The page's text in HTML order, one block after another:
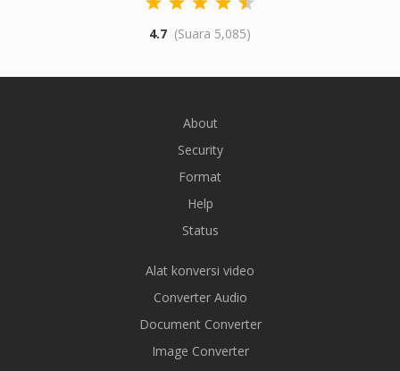
4.7 (Suara 5,085)
About
Security
Format
Help
Status
Alat konversi video
Converter Audio
Document Converter
Image Converter